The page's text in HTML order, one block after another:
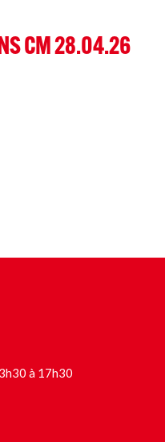
CM 28.04.26
à 17h30